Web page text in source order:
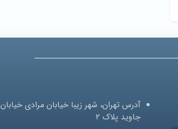
آدرس تهران، شهر زیبا خیابان مرادی خیابان
جاوید پلاک ۲